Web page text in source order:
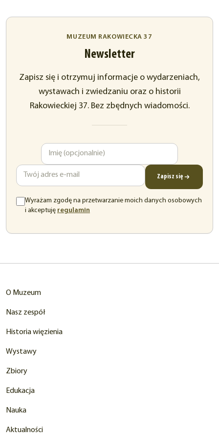
MUZEUM RAKOWIECKA 37
Newsletter
Zapisz się i otrzymuj informacje o wydarzeniach,
wystawach i zwiedzaniu oraz o historii
Rakowieckiej 37. Bez zbędnych wiadomości.
Zapisz się
Wyrażam zgodę na przetwarzanie moich danych osobowych
i akceptuję regulamin
O Muzeum
Nasz zespół
Historia więzienia
Wystawy
Zbiory
Edukacja
Nauka
Aktualności